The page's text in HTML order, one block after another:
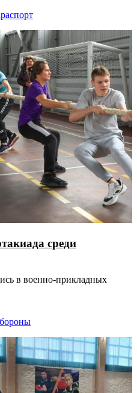
среди
в военно-прикладных